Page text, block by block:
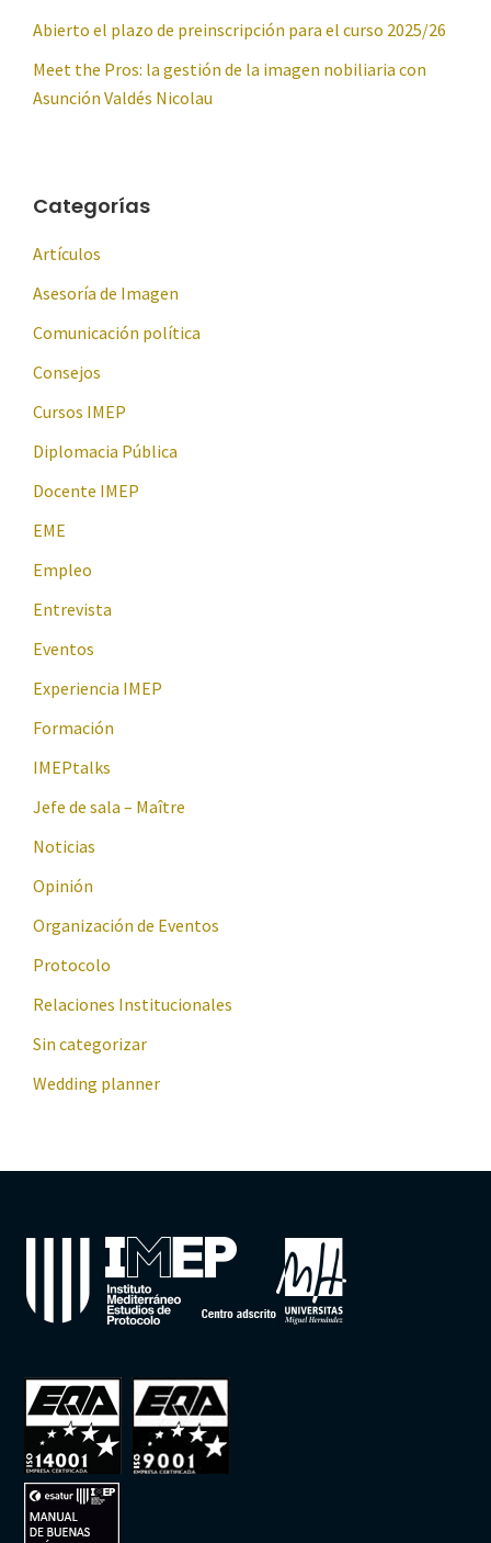
Abierto el plazo de preinscripción para el curso 2025/26
Meet the Pros: la gestión de la imagen nobiliaria con
Asunción Valdés Nicolau
Categorías
Artículos
Asesoría de Imagen
Comunicación política
Consejos
Cursos IMEP
Diplomacia Pública
Docente IMEP
EME
Empleo
Entrevista
Eventos
Experiencia IMEP
Formación
IMEPtalks
Jefe de sala – Maître
Noticias
Opinión
Organización de Eventos
Protocolo
Relaciones Institucionales
Sin categorizar
Wedding planner